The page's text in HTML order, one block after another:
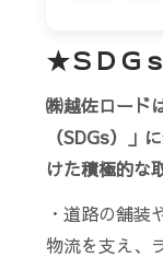
★ＳＤＧ
㈱越佐ロード
（SDGs）」
けた積極的な
・道路の舗装
物流を支え、